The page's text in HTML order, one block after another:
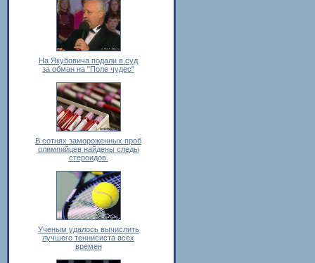
На Якубовича подали в суд
за обман на "Поле чудес"
В сотнях замороженных проб
олимпийцев найдены следы
стероидов.
Ученым удалось вычислить
лучшего теннисиста всех
времен